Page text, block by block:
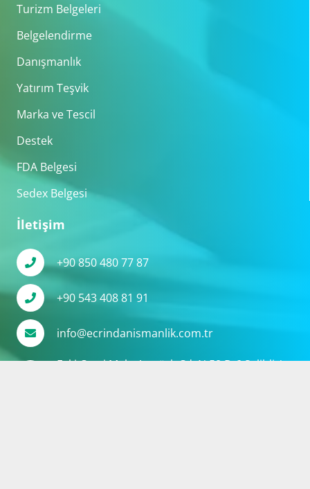
Turizm Belgeleri
Belgelendirme
Danışmanlık
Yatırım Teşvik
Marka ve Tescil
Destek
FDA Belgesi
Sedex Belgesi
İletişim
+90 850 480 77 87
+90 543 408 81 91
info@ecrindanismanlik.com.tr
Eski Cami Mah. Atatürk Cd. N:58 D:6 Salihli /